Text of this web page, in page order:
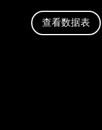
查看数据表